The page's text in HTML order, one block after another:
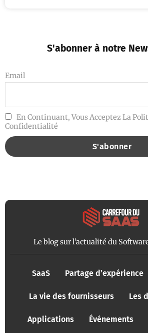
S'abonner à notre
Email
En Continuant, Vous Acceptez La
Confidentialité
Le blog sur l’actualité du
SaaS Partage d’expérience
La vie des fournisseurs Les
Applications Événements